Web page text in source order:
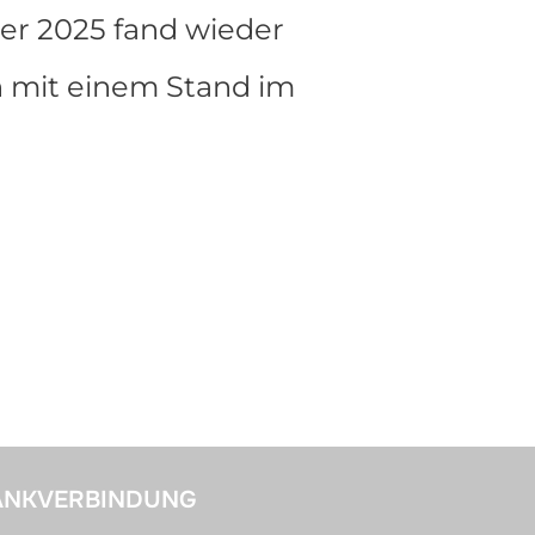
2025 fand wieder
mit einem Stand im
TAG 2025 IN WEILBURG“